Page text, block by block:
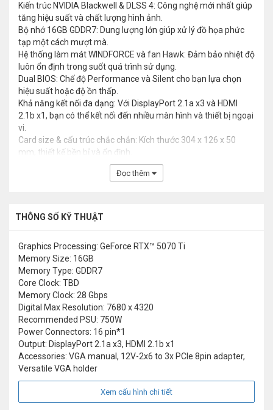
Kiến trúc NVIDIA Blackwell & DLSS 4: Công nghệ mới nhất giúp
tăng hiệu suất và chất lượng hình ảnh.
Bộ nhớ 16GB GDDR7: Dung lượng lớn giúp xử lý đồ họa phức
tạp một cách mượt mà.
Hệ thống làm mát WINDFORCE và fan Hawk: Đảm bảo nhiệt độ
luôn ổn định trong suốt quá trình sử dụng.
Dual BIOS: Chế độ Performance và Silent cho bạn lựa chọn
hiệu suất hoặc độ ồn thấp.
Khả năng kết nối đa dạng: Với DisplayPort 2.1a x3 và HDMI
2.1b x1, bạn có thể kết nối đến nhiều màn hình và thiết bị ngoại
vi.
Card size & cấu trúc chắc chắn: Kích thước 304 x 126 x 50
mm, thiết kế bền bỉ và ổn định.
Đọc thêm
THÔNG SỐ KỸ THUẬT
Graphics Processing: GeForce RTX™ 5070 Ti
Memory Size: 16GB
Memory Type: GDDR7
Core Clock: TBD
Memory Clock: 28 Gbps
Digital Max Resolution: 7680 x 4320
Recommended PSU: 750W
Power Connectors: 16 pin*1
Output: DisplayPort 2.1a x3, HDMI 2.1b x1
Accessories: VGA manual, 12V-2x6 to 3x PCIe 8pin adapter,
Versatile VGA holder
Xem cấu hình chi tiết